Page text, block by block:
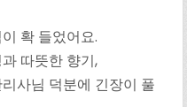
확 들었어요.
따뜻한 향기,
사님 덕분에 긴장이 풀